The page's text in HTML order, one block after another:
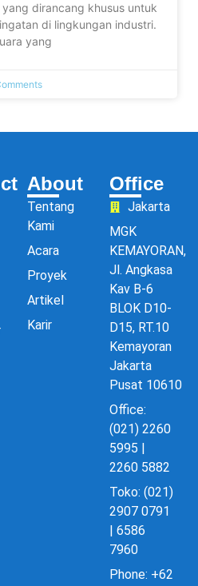
dirancang khusus untuk
di lingkungan industri.
yang
About
Tentang
Kami
Acara
Proyek
Artikel
Karir
Office
Jakarta
MGK
KEMAYORAN,
Jl. Angkasa
Kav B-6
BLOK D10-
D15, RT.10
Kemayoran
Jakarta
Pusat 10610
Office:
(021) 2260
5995 |
2260 5882
Toko: (021)
2907 0791
| 6586
7960
Phone: +62